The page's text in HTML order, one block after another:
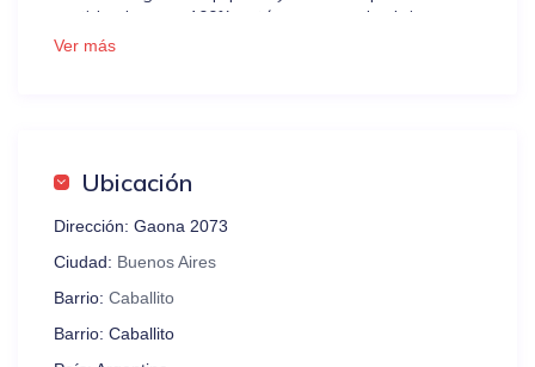
vestidor. Ingreso 100% autónomo con check-in y
check-out por QR.
residencial y con movimiento, rodeada de cafés,
gastronómicas. Perfecta para quienes buscan una
experiencia más auténtica de Buenos Aires, lejos del
puntos clave de la ciudad.
Ver más
Ubicación
Dirección: Gaona 2073
Ciudad: Buenos Aires
Barrio: Caballito
Barrio: Caballito